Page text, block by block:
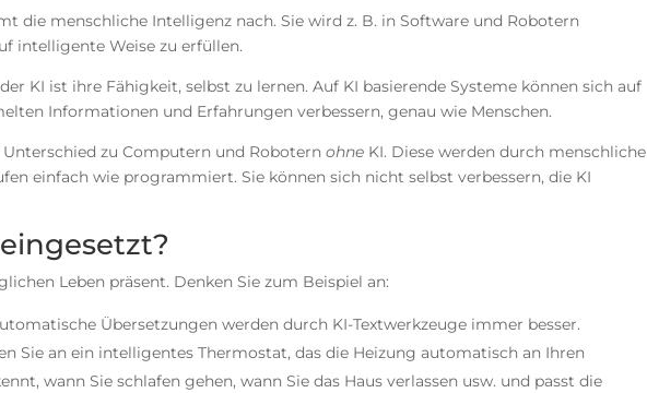
die menschliche Intelligenz nach. Sie wird z. B. in Software und Robotern
intelligente Weise zu erfüllen.
KI ist ihre Fähigkeit, selbst zu lernen. Auf KI basierende Systeme können sich auf
Informationen und Erfahrungen verbessern, genau wie Menschen.
zu Computern und Roboternohne KI. Diese werden durch menschliche
einfach wie programmiert. Sie können sich nicht selbst verbessern, die KI
Leben präsent. Denken Sie zum Beispiel an:
Übersetzungen werden durch KI-Textwerkzeuge immer besser.
Sie an ein intelligentes Thermostat, das die Heizung automatisch an Ihren
wann Sie schlafen gehen, wann Sie das Haus verlassen usw. und passt die